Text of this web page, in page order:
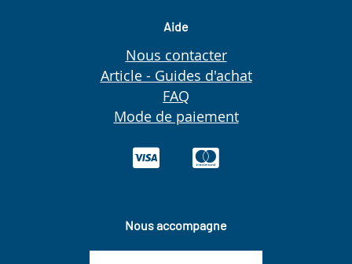
Aide
Nous contacter
Article - Guides d'achat
FAQ
Mode de paiement
Nous accompagne